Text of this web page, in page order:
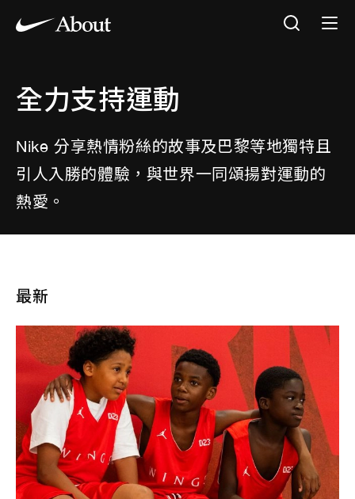
全力支持運動
Nike 分享熱情粉絲的故事及巴黎等地獨特且
引人入勝的體驗，與世界一同頌揚對運動的
熱愛。
最新